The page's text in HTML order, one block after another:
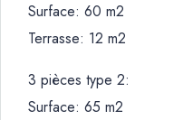
Surface: 60 m2
Terrasse: 12 m2
3 pièces type 2:
Surface: 65 m2